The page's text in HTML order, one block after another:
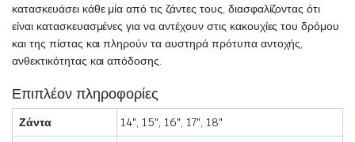
κατασκευάσει κάθε μία από τις ζάντες τους, διασφαλίζοντας ότι
είναι κατασκευασμένες για να αντέχουν στις κακουχίες του δρόμου
και της πίστας και πληρούν τα αυστηρά πρότυπα αντοχής,
ανθεκτικότητας και απόδοσης.
Επιπλέον πληροφορίες
Ζάντα
14", 15", 16", 17", 18"